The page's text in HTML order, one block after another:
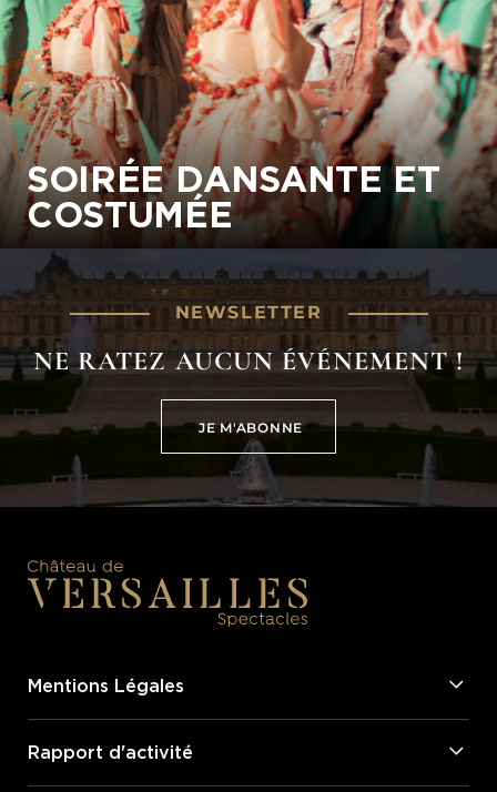
SOIRÉE DANSANTE ET
COSTUMÉE
NEWSLETTER
NE RATEZ AUCUN ÉVÉNEMENT !
JE M'ABONNE
JE M'ABONNE
Mentions Légales
Rapport d'activité